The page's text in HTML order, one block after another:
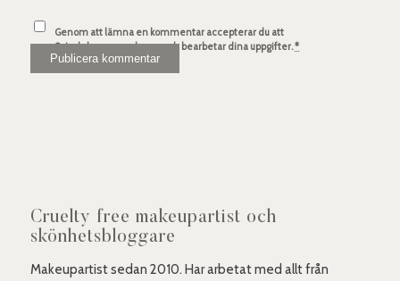
Genom att lämna en kommentar accepterar du att
Spindelsven.com lagrar och bearbetar dina uppgifter.*
Cruelty free makeupartist och
skönhetsbloggare
Makeupartist sedan 2010. Har arbetat med allt från